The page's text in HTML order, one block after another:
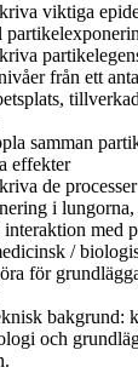
viktiga
från ett
samman
effekter
de
i
med
/
för
bakgrund:
och